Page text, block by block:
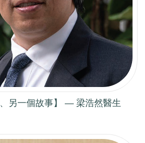
、另一個故事】 — 梁浩然醫生